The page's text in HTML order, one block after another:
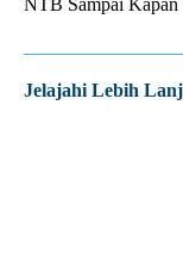
NTB Sampai Kapan
Jelajahi Lebih